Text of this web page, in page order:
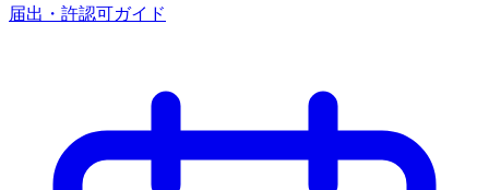
届出・許認可ガイド